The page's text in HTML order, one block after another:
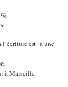
l’écriture est à une
.
à Marseille.